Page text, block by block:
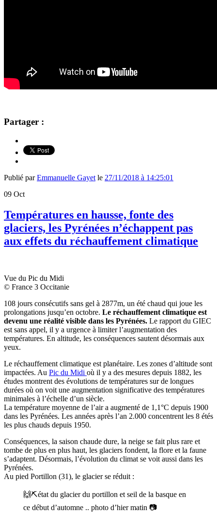
Partager :
Publié parEmmanuelle Gayet le 27/11/2018 à 14:25:01
09 Oct
Températures en hausse, fonte des
glaciers, les Pyrénées n’échappent pas
aux effets du réchauffement climatique
Vue du Pic du Midi
© France 3 Occitanie
108 jours consécutifs sans gel à 2877m, un été chaud qui joue les
prolongations jusqu’en octobre. Le réchauffement climatique est
devenu une réalité visible dans les Pyrénées. Le rapport du GIEC
est sans appel, il y a urgence à limiter l’augmentation des
températures. En altitude, les conséquences sautent désormais aux
yeux.
Le réchauffement climatique est planétaire. Les zones d’altitude sont
impactées. Au Pic du Midi où il y a des mesures depuis 1882, les
études montrent des évolutions de températures sur de longues
durées où on voit une augmentation significative des températures
minimales à l’échelle d’un siècle.
La température moyenne de l’air a augmenté de 1,1°C depuis 1900
dans les Pyrénées. Les années après l’an 2.000 concentrent les 8 étés
les plus chauds depuis 1950.
Conséquences, la saison chaude dure, la neige se fait plus rare et
tombe de plus en plus haut, les glaciers fondent, la flore et la faune
s’adaptent. Désormais, l’évolution du climat se voit aussi dans les
Pyrénées.
Au pied Portillon (31), le glacier se réduit :
🙌⛏état du glacier du portillon et seil de la basque en
ce début d’automne .. photo d’hier matin 📷